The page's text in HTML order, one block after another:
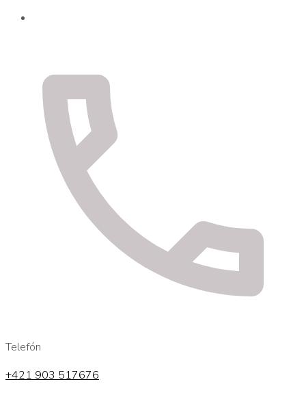
Telefón
+421 903 517676